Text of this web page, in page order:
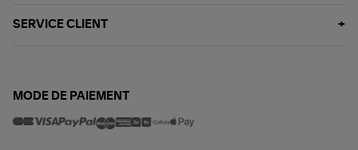
SERVICE CLIENT
MODE DE PAIEMENT